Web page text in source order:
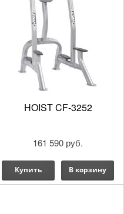
HOIST CF-3252
161 590 руб.
Купить В корзину